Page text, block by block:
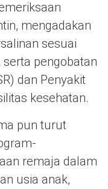
mengadakan
sesuai
pengobatan
dan Penyakit
kesehatan.
pun turut
remaja dalam
usia anak,